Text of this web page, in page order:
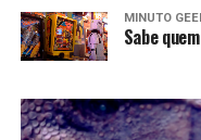
MINUTO
Sabe